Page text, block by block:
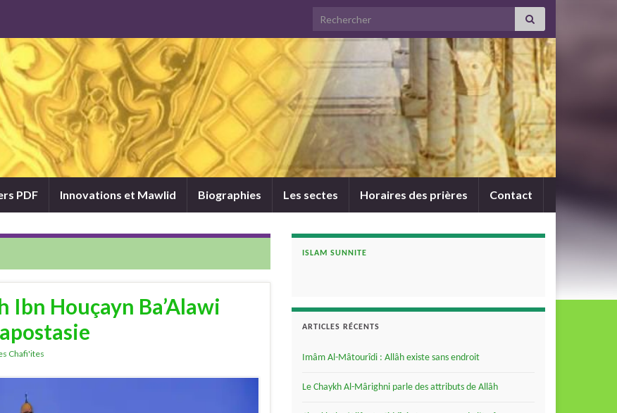
Search for:
PDF Innovations et Mawlid Biographies Les sectes Horaires des prières Contact
Ibn Houçayn Ba’Alawi
Chafi'ites
ISLAM SUNNITE
ARTICLES RÉCENTS
Imâm Al-Mâtourîdi : Allâh existe sans endroit
Le Chaykh Al-Mârighni parle des attributs de Allâh